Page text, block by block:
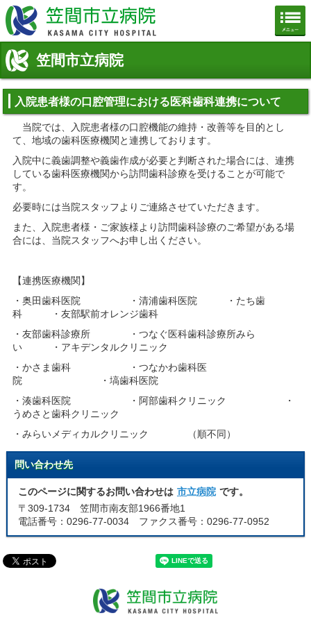
笠間市立病院公式ホームページ
笠間市立病院
入院患者様の口腔管理における医科歯科連携について
当院では、入院患者様の口腔機能の維持・改善等を目的とし
て、地域の歯科医療機関と連携しております。
入院中に義歯調整や義歯作成が必要と判断された場合には、連携
している歯科医療機関から訪問歯科診療を受けることが可能で
す。
必要時には当院スタッフよりご連絡させていただきます。
また、入院患者様・ご家族様より訪問歯科診療のご希望がある場
合には、当院スタッフへお申し出ください。
【連携医療機関】
・奥田歯科医院 ・清浦歯科医院 ・たち歯
科 ・友部駅前オレンジ歯科
・友部歯科診療所 ・つなぐ医科歯科診療所みら
い ・アキデンタルクリニック
・かさま歯科 ・つなかわ歯科医
院 ・塙歯科医院
・湊歯科医院 ・阿部歯科クリニック ・
うめさと歯科クリニック
・みらいメディカルクリニック （順不同）
問い合わせ先
このページに関するお問い合わせは 市立病院 です。
〒309-1734 笠間市南友部1966番地1
電話番号：0296-77-0034 ファクス番号：0296-77-0952